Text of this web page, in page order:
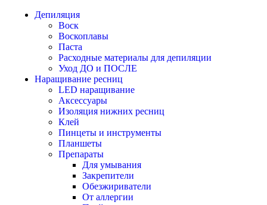
Депиляция
Воск
Воскоплавы
Паста
Расходные материалы для депиляции
Уход ДО и ПОСЛЕ
Наращивание ресниц
LED наращивание
Аксессуары
Изоляция нижних ресниц
Клей
Пинцеты и инструменты
Планшеты
Препараты
Для умывания
Закрепители
Обезжириватели
От аллергии